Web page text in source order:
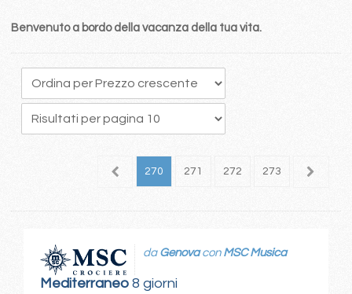
Benvenuto a bordo della vacanza della tua vita.
269 270 271 272 273 274
Mediterraneo8 giorni
da Genovacon MSC Musica